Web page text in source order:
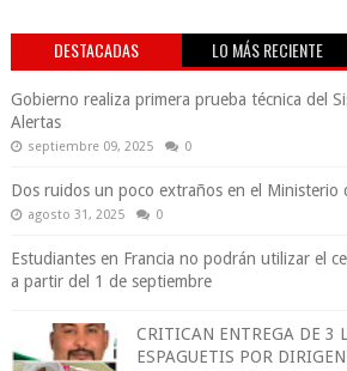
DESTACADAS LO MÁS RECIENTE
Gobierno realiza primera prueba técnica del
Alertas
septiembre 09, 2025 0
Dos ruidos un poco extraños en el Ministerio
agosto 31, 2025 0
Estudiantes en Francia no podrán utilizar el
a partir del 1 de septiembre
CRITICAN ENTREGA DE 3
ESPAGUETIS POR